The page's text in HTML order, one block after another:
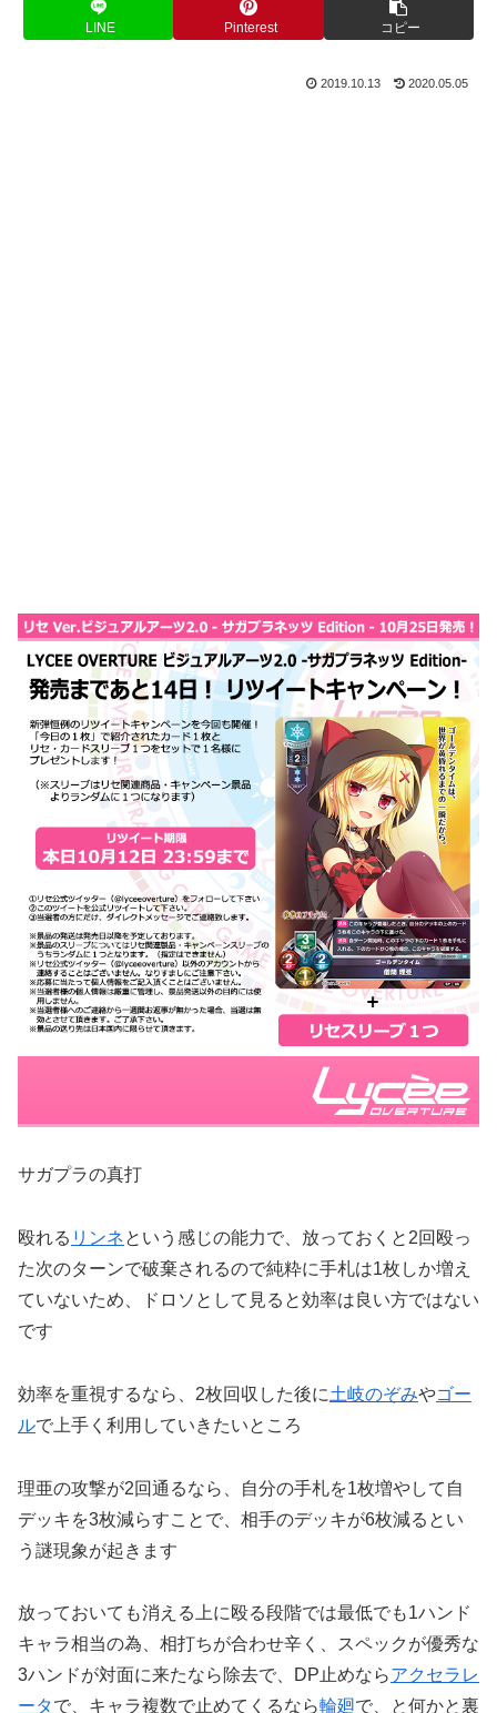
LINE Pinterest コピー
2019.10.13 2020.05.05
サガプラの真打
殴れる リンネという感じの能力で、放っておくと2回殴っ
た次のターンで破棄されるので純粋に手札は1枚しか増え
ていないため、ドロソとして見ると効率は良い方ではない
です
効率を重視するなら、2枚回収した後に土岐のぞみやゴー
ルで上手く利用していきたいところ
理亜の攻撃が2回通るなら、自分の手札を1枚増やして自
デッキを3枚減らすことで、相手のデッキが6枚減るとい
う謎現象が起きます
放っておいても消える上に殴る段階では最低でも1ハンド
キャラ相当の為、相打ちが合わせ辛く、スペックが優秀な
3ハンドが対面に来たなら除去で、DP止めならアクセラレ
ータで、キャラ複数で止めてくるなら輪廻で、と何かと裏